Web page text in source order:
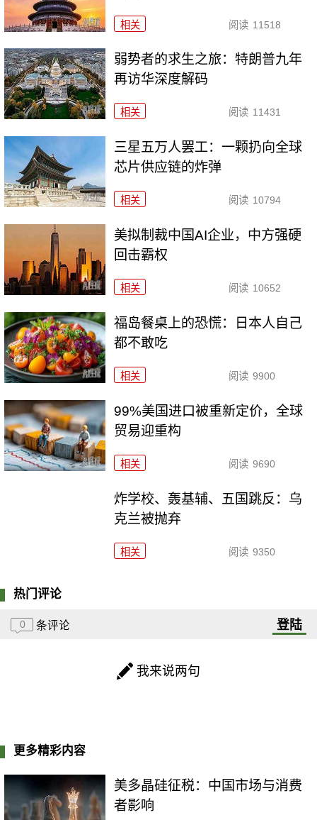
相关 阅读 11518
弱势者的求生之旅：特朗普九年
再访华深度解码
相关 阅读 11431
三星五万人罢工：一颗扔向全球
芯片供应链的炸弹
相关 阅读 10794
美拟制裁中国AI企业，中方强硬
回击霸权
相关 阅读 10652
福岛餐桌上的恐慌：日本人自己
都不敢吃
相关 阅读 9900
99%美国进口被重新定价，全球
贸易迎重构
相关 阅读 9690
炸学校、轰基辅、五国跳反：乌
克兰被抛弃
相关 阅读 9350
热门评论
0 条评论 登陆
我来说两句
更多精彩内容
美多晶硅征税：中国市场与消费
者影响